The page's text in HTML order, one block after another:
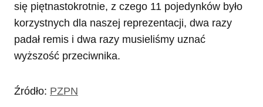
się piętnastokrotnie, z czego 11 pojedynków było
korzystnych dla naszej reprezentacji, dwa razy
padał remis i dwa razy musieliśmy uznać
wyższość przeciwnika.
Źródło: PZPN